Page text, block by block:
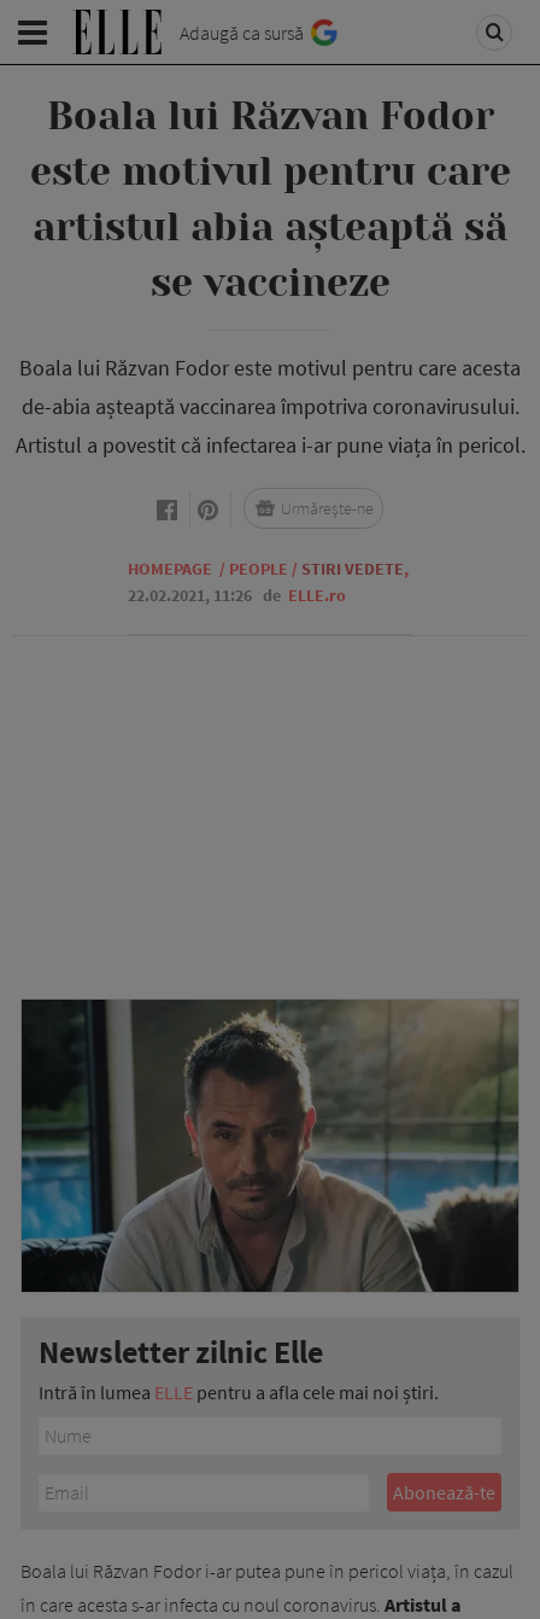
Adaugă ca sursă
Boala lui Răzvan Fodor
este motivul pentru care
artistul abia așteaptă să
se vaccineze
Boala lui Răzvan Fodor este motivul pentru care acesta
de-abia așteaptă vaccinarea împotriva coronavirusului.
Artistul a povestit că infectarea i-ar pune viața în pericol.
HOMEPAGE / PEOPLE / STIRI VEDETE,
22.02.2021, 11:26 de ELLE.ro
Urmărește-ne
Newsletter zilnic Elle
Intră în lumea ELLE pentru a afla cele mai noi știri.
Boala lui Răzvan Fodor i-ar putea pune în pericol viața, în cazul
în care acesta s-ar infecta cu noul coronavirus. Artistul a